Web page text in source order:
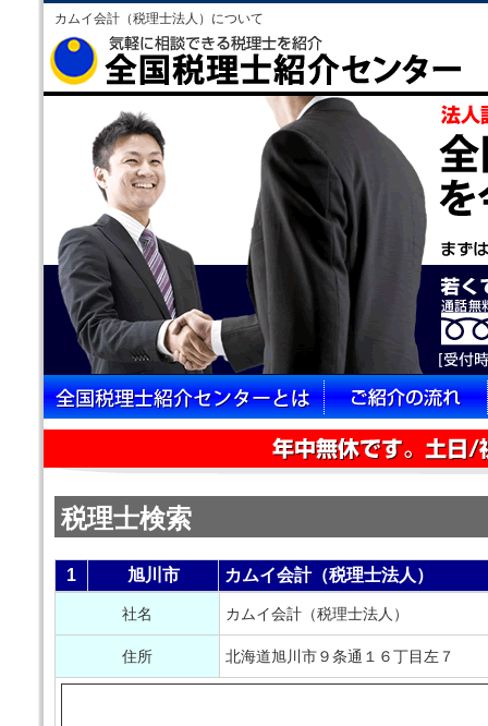
カムイ会計（税理士法人）について
税理士検索
1 旭川市 カムイ会計（税理士法人）
社名 カムイ会計（税理士法人）
住所 北海道旭川市９条通１６丁目左７